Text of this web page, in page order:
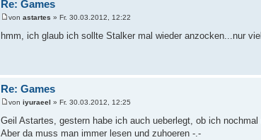
Re: Games
von astartes » Fr. 30.03.2012, 12:22
hmm, ich glaub ich sollte Stalker mal wieder anzocken...nur
Re: Games
von iyuraeel » Fr. 30.03.2012, 12:25
Geil Astartes, gestern habe ich auch ueberlegt, ob ich
Aber da muss man immer lesen und zuhoeren -.-